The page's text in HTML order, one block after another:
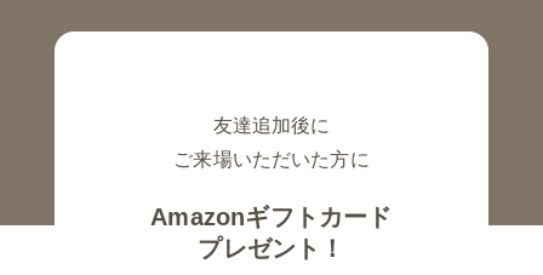
友達追加後に
ご来場いただいた方に
Amazonギフトカード
プレゼント！